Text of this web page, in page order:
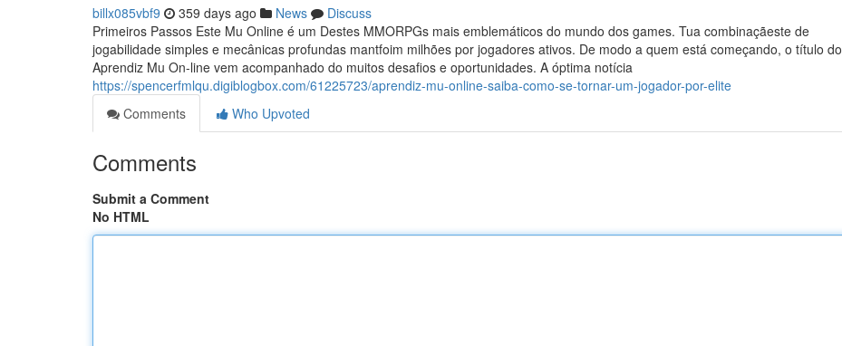
billx085vbf9 359 days ago News
Discuss
Primeiros Passos Este Mu Online é um Destes MMORPGs mais emblemáticos do mundo dos games. Tua combinaçãeste de
jogabilidade simples e mecânicas profundas mantfoim milhões por jogadores ativos. De modo a quem está começando, o título do
Aprendiz Mu On-line vem acompanhado do muitos desafios e oportunidades. A óptima notícia
https://spencerfmlqu.digiblogbox.com/61225723/aprendiz-mu-online-saiba-como-se-tornar-um-jogador-por-elite
Comments
Who Upvoted
Comments
Submit a Comment
No HTML